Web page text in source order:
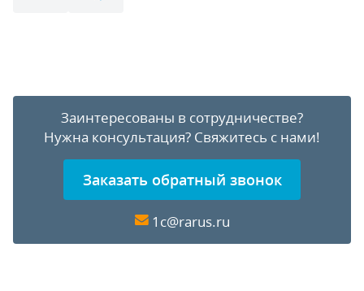
Заинтересованы в сотрудничестве?
Нужна консультация? Свяжитесь с нами!
Заказать обратный звонок
1c@rarus.ru